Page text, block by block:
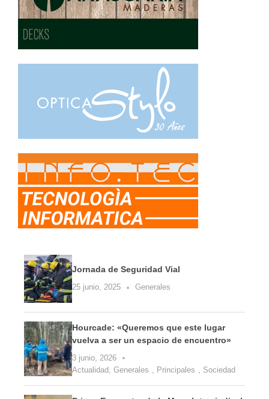
Jornada de Seguridad Vial
25 junio, 2025 Generales
Hourcade: «Queremos que este lugar
vuelva a ser un espacio de encuentro»
3 junio, 2026
Actualidad Generales Principales Sociedad